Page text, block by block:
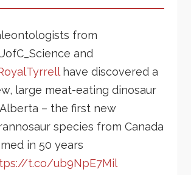
from
and
have discovered a
large meat-eating dinosaur
– the first new
species from Canada
in 50 years
t.co/ub9NpE7Mil